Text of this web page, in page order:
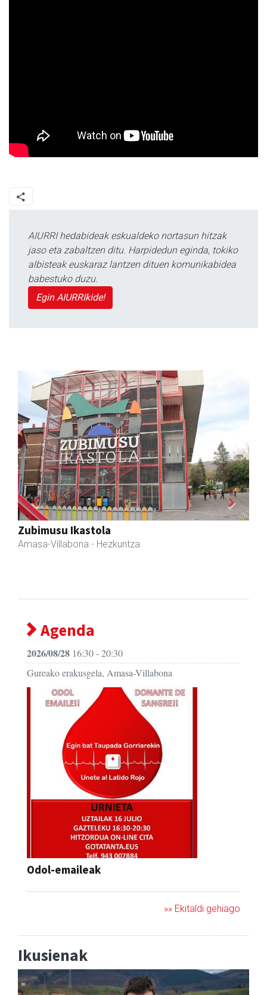
AIURRI hedabideak eskualdeko nortasun hitzak
jaso eta zabaltzen ditu. Harpidedun eginda, tokiko
albisteak euskaraz lantzen dituen komunikabidea
babestuko duzu.
Egin AIURRIkide!
Erniobea BHI
Amasa-Villabona - Hezkuntza
Previous Next
Agenda
2026/08/28 16:30 - 20:30
Gureako erakusgela, Amasa-Villabona
Odol-emaileak
»» Ekitaldi gehiago
Ikusienak